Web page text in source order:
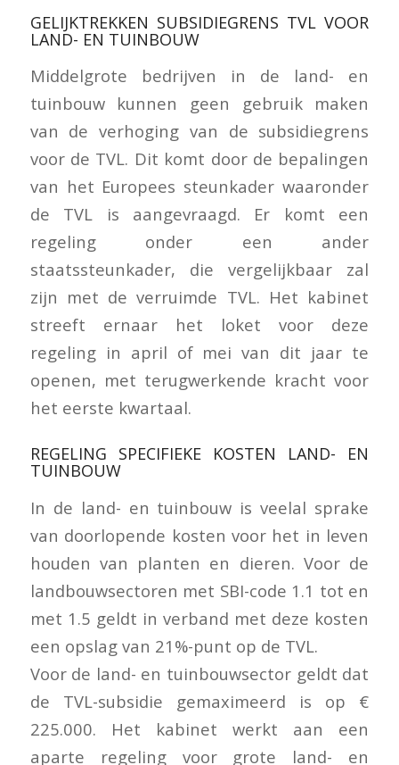
GELIJKTREKKEN SUBSIDIEGRENS TVL VOOR
LAND- EN TUINBOUW
Middelgrote bedrijven in de land- en
tuinbouw kunnen geen gebruik maken
van de verhoging van de subsidiegrens
voor de TVL. Dit komt door de bepalingen
van het Europees steunkader waaronder
de TVL is aangevraagd. Er komt een
regeling onder een ander
staatssteunkader, die vergelijkbaar zal
zijn met de verruimde TVL. Het kabinet
streeft ernaar het loket voor deze
regeling in april of mei van dit jaar te
openen, met terugwerkende kracht voor
het eerste kwartaal.
REGELING SPECIFIEKE KOSTEN LAND- EN
TUINBOUW
In de land- en tuinbouw is veelal sprake
van doorlopende kosten voor het in leven
houden van planten en dieren. Voor de
landbouwsectoren met SBI-code 1.1 tot en
met 1.5 geldt in verband met deze kosten
een opslag van 21%-punt op de TVL.
Voor de land- en tuinbouwsector geldt dat
de TVL-subsidie gemaximeerd is op €
225.000. Het kabinet werkt aan een
aparte regeling voor grote land- en